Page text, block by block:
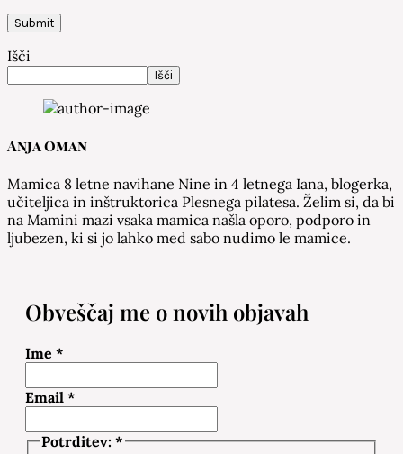
Išči
Išči
Anja Oman
Mamica 8 letne navihane Nine in 4 letnega Iana, blogerka,
učiteljica in inštruktorica Plesnega pilatesa. Želim si, da bi
na Mamini mazi vsaka mamica našla oporo, podporo in
ljubezen, ki si jo lahko med sabo nudimo le mamice.
Obveščaj me o novih objavah
Ime *
Email *
Potrditev: *